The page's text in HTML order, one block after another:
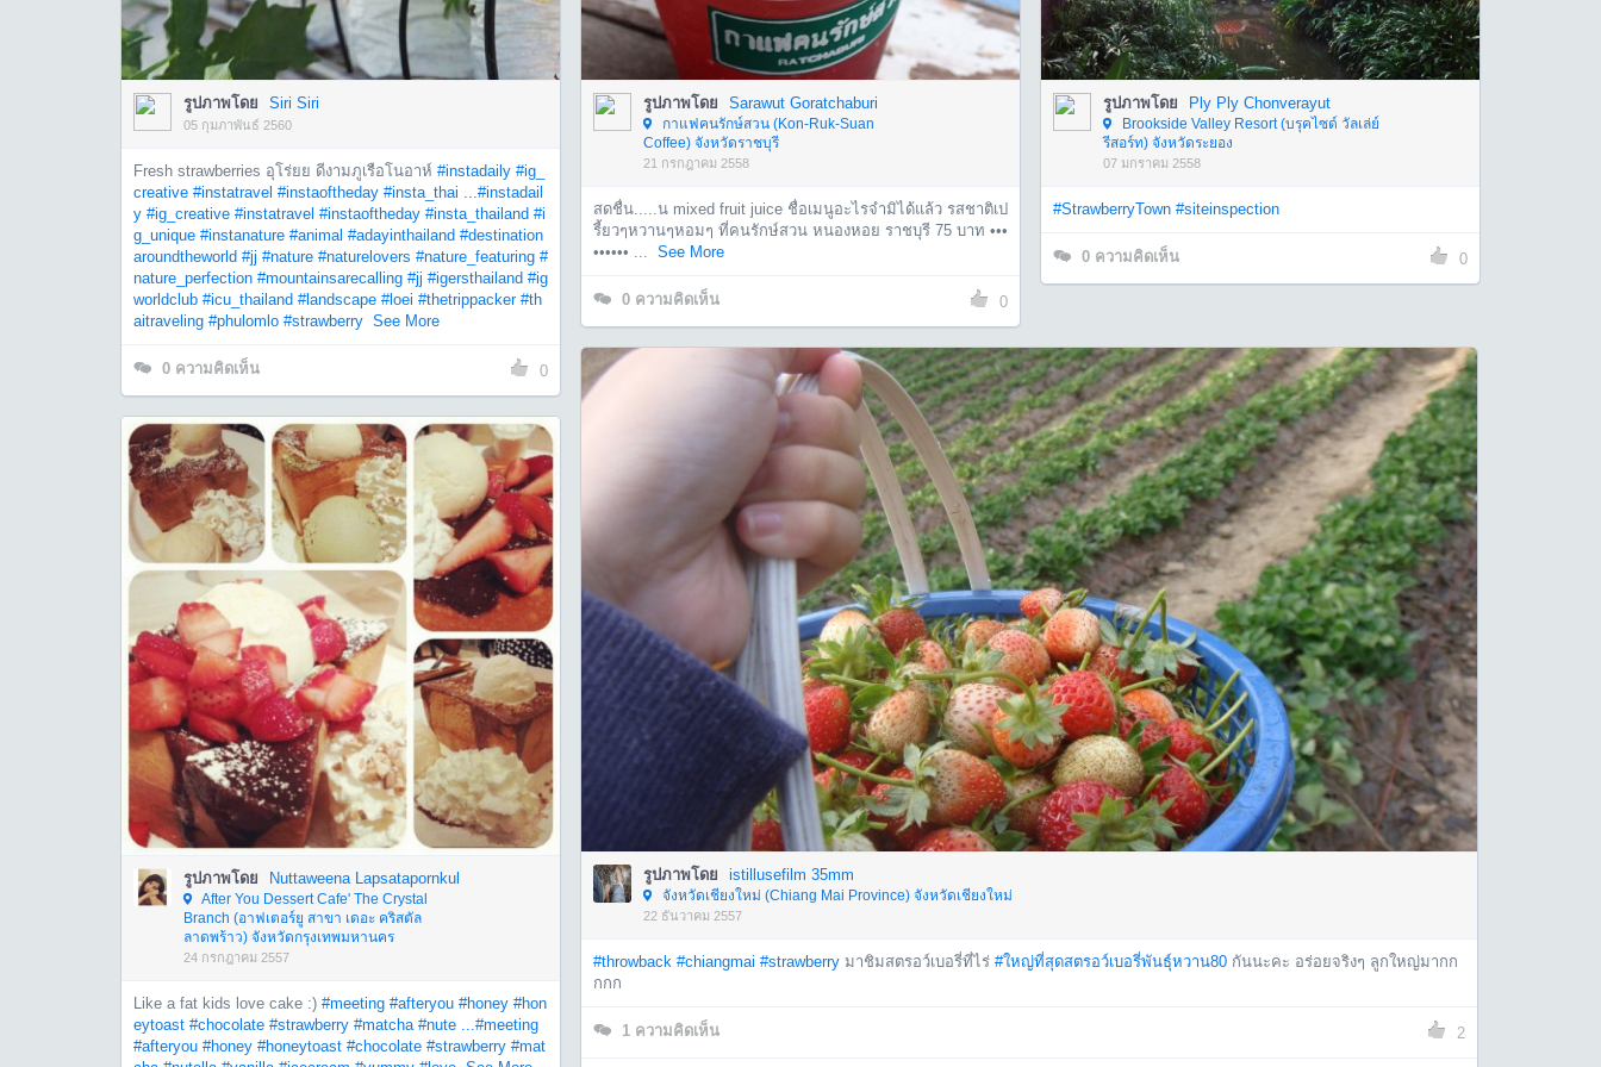
รูปภาพโดย Siri Siri
05 กุมภาพันธ์ 2560
Fresh strawberries อุโร่ยย ดีงามภูเรือโนอาห์ #instadaily #ig_
creative #instatravel #instaoftheday #insta_thai ...#instadail
y #ig_creative #instatravel #instaoftheday #insta_thailand #i
g_unique #instanature #animal #adayinthailand #destination
aroundtheworld #jj #nature #naturelovers #nature_featuring #
nature_perfection #mountainsarecalling #jj #igersthailand #ig
worldclub #icu_thailand #landscape #loei #thetrippacker #th
aitraveling #phulomlo #strawberry See More
0 ความคิดเห็น 0
รูปภาพโดย Sarawut Goratchaburi
กาแฟคนรักษ์สวน (Kon-Ruk-Suan
Coffee) จังหวัดราชบุรี
21 กรกฎาคม 2558
สดชื่น.....น mixed fruit juice ชื่อเมนูอะไรจำมิได้แล้ว รสชาติเป
รี้ยวๆหวานๆหอมๆ ที่คนรักษ์สวน หนองหอย ราชบุรี 75 บาท •••
•••••• ... See More
0 ความคิดเห็น 0
รูปภาพโดย Ply Ply Chonverayut
Brookside Valley Resort (บรุคไซด์ วัลเล่ย์
รีสอร์ท) จังหวัดระยอง
07 มกราคม 2558
#StrawberryTown #siteinspection
0 ความคิดเห็น 0
รูปภาพโดย istillusefilm 35mm
จังหวัดเชียงใหม่ (Chiang Mai Province) จังหวัดเชียงใหม่
22 ธันวาคม 2557
#throwback #chiangmai #strawberry มาชิมสตรอว์เบอรี่ที่ไร่ #ใหญ่ที่สุดสตรอว์เบอรี่พันธุ์หวาน80 กันนะคะ อร่อยจริงๆ ลูกใหญ่มากก
กกก
1 ความคิดเห็น 2
รูปภาพโดย Nuttaweena Lapsatapornkul
After You Dessert Cafe' The Crystal
Branch (อาฟเตอร์ยู สาขา เดอะ คริสตัล
ลาดพร้าว) จังหวัดกรุงเทพมหานคร
24 กรกฎาคม 2557
Like a fat kids love cake :) #meeting #afteryou #honey #hon
eytoast #chocolate #strawberry #matcha #nute ...#meeting
#afteryou #honey #honeytoast #chocolate #strawberry #mat